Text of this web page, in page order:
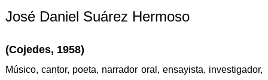
José Daniel Suárez Hermoso
(Cojedes, 1958)
Músico, cantor, poeta, narrador oral, ensayista, investigador,